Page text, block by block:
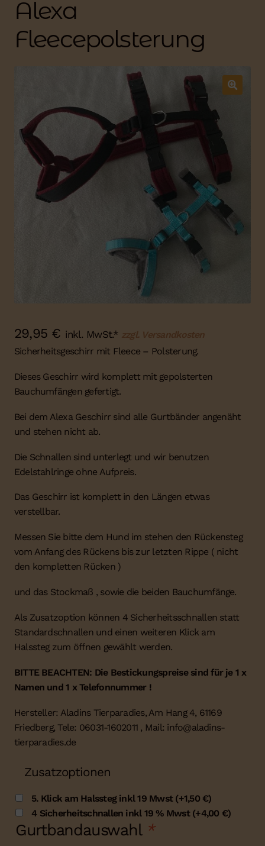
Alexa
Fleecepolsterung
29,95 € inkl. MwSt.* zzgl. Versandkosten
Sicherheitsgeschirr mit Fleece – Polsterung.
Dieses Geschirr wird komplett mit gepolsterten
Bauchumfängen gefertigt.
Bei dem Alexa Geschirr sind alle Gurtbänder angenäht
und stehen nicht ab.
Die Schnallen sind unterlegt und wir benutzen
Edelstahlringe ohne Aufpreis.
Das Geschirr ist komplett in den Längen etwas
verstellbar.
Messen Sie bitte dem Hund im stehen den Rückensteg
vom Anfang des Rückens bis zur letzten Rippe ( nicht
den kompletten Rücken )
und das Stockmaß , sowie die beiden Bauchumfänge.
Als Zusatzoption können 4 Sicherheitsschnallen statt
Standardschnallen und einen weiteren Klick am
Halssteg zum öffnen gewählt werden.
BITTE BEACHTEN: Die Bestickungspreise sind für je 1 x
Namen und 1 x Telefonnummer !
Hersteller: Aladins Tierparadies, Am Hang 4, 61169
Friedberg, Tele: 06031-1602011 , Mail: info@aladins-
tierparadies.de
Zusatzoptionen
5. Klick am Halssteg inkl 19 Mwst (+1,50 €)
4 Sicherheitschnallen inkl 19 % Mwst (+4,00 €)
Gurtbandauswahl *